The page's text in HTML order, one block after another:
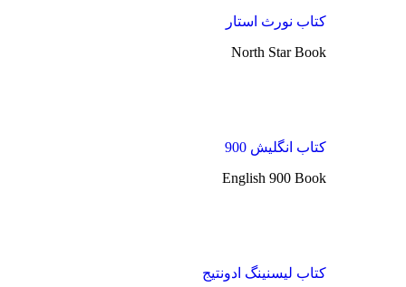
کتاب نورث استار
North Star Book
کتاب انگلیش 900
English 900 Book
کتاب لیسنینگ ادونتیج